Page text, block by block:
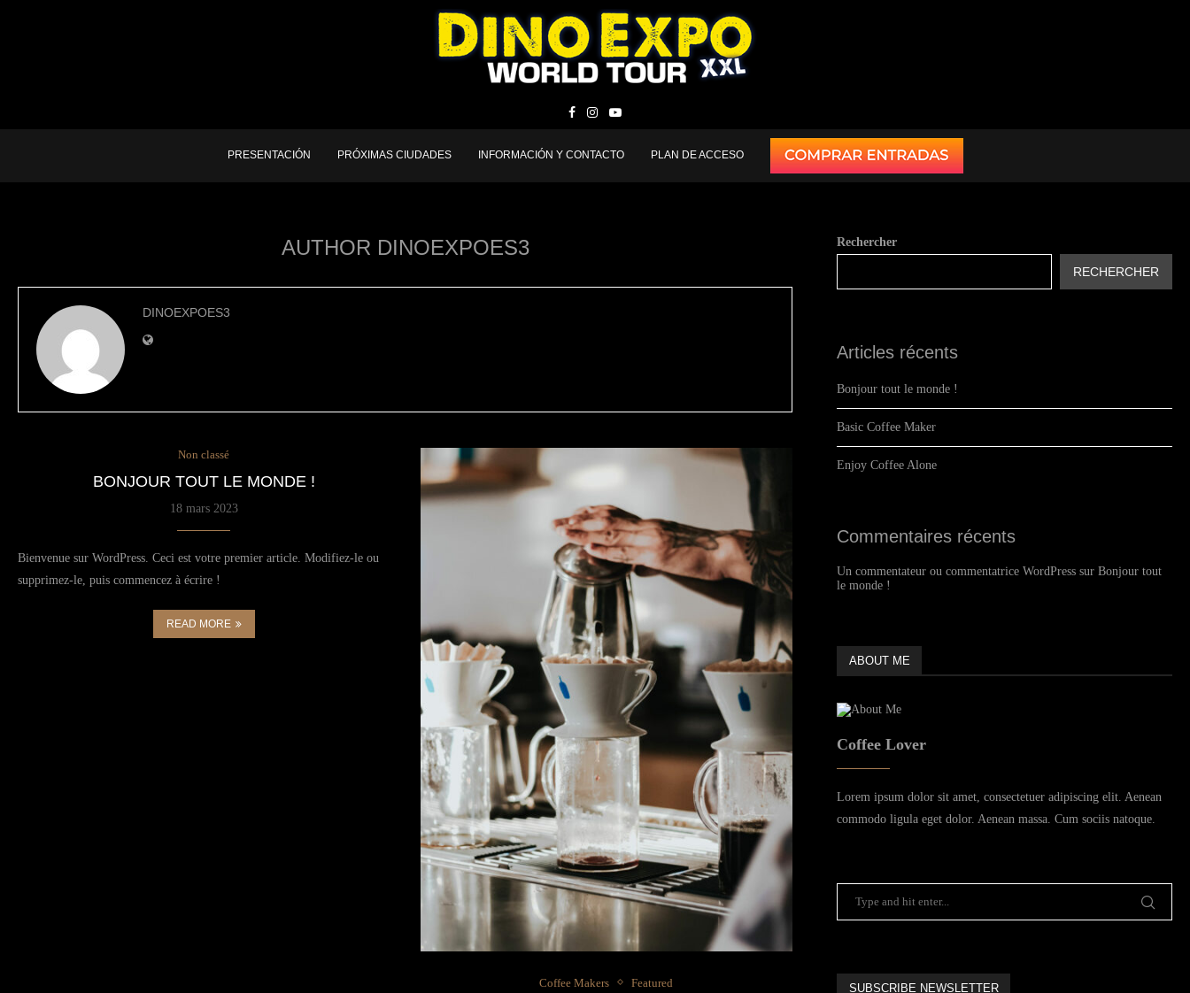
PRESENTACIÓN PRÓXIMAS CIUDADES INFORMACIÓN Y CONTACTO PLAN DE ACCESO
AUTHOR DINOEXPOES3
DINOEXPOES3
Non classé
BONJOUR TOUT LE MONDE !
18 mars 2023
Bienvenue sur WordPress. Ceci est votre premier article. Modifiez-le ou
supprimez-le, puis commencez à écrire !
READ MORE
Coffee Makers Featured
Rechercher
RECHERCHER
Articles récents
Bonjour tout le monde !
Basic Coffee Maker
Enjoy Coffee Alone
Commentaires récents
Un commentateur ou commentatrice WordPress surBonjour tout
le monde !
ABOUT ME
Coffee Lover
Lorem ipsum dolor sit amet, consectetuer adipiscing elit. Aenean
commodo ligula eget dolor. Aenean massa. Cum sociis natoque.
SUBSCRIBE NEWSLETTER